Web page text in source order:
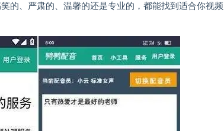
的、严肃的、温馨的还是专业的，都能找到适合你视